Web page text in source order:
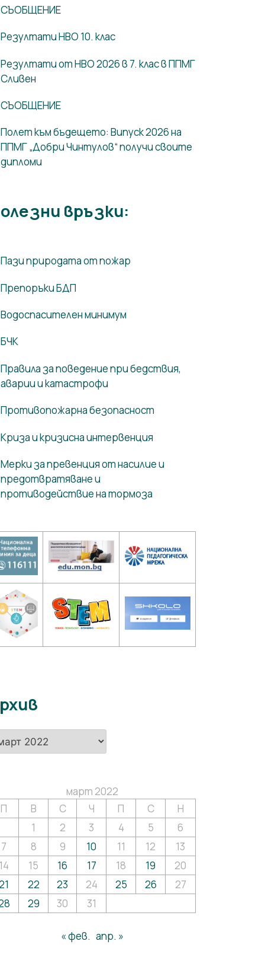
СЪОБЩЕНИЕ
Резултати НВО 10. клас
Резултати от НВО 2026 в 7. клас в ППМГ
Сливен
СЪОБЩЕНИЕ
Полет към бъдещето: Випуск 2026 на
ППМГ „Добри Чинтулов“ получи своите
дипломи
връзки:
Пази природата от пожар
Препоръки БДП
Водоспасителен минимум
БЧК
Правила за поведение при бедствия,
аварии и катастрофи
Противопожарна безопасност
Криза и кризисна интервенция
Мерки за превенция от насилие и
предотвратяване и
противодействие на тормоза
март 2022
П
В С Ч П С
Н
1
2 3 4 5
6
7
8 9 10 11 12
13
15 16 17 18 19
20
22 23 24 25 26
27
29 30 31
« фев. апр. »